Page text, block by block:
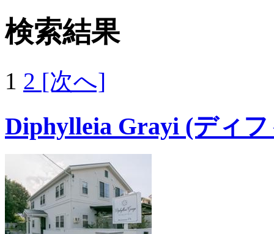
検索結果
1 2 [次へ]
Diphylleia Grayi (ディ